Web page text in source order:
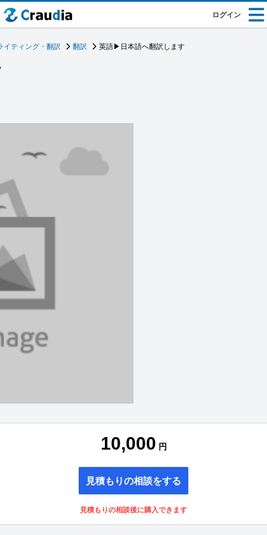
ログイン
イティング・翻訳 翻訳 英語▶︎日本語へ翻訳します
10,000 円
見積もりの相談をする
見積もりの相談後に購入できます